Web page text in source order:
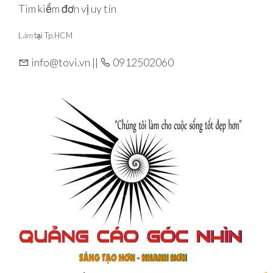
Skip
content
Tìm kiếm đơn vị uy tín
L àmtại Tp.HCM
info@tovi.vn || 0912502060